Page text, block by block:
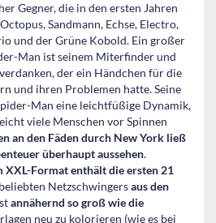
Gegner, die in den ersten Jahren
Sandmann, Echse, Electro,
und der Grüne Kobold. Ein großer
Man ist seinem Miterfinder und
der ein Händchen für die
und ihren Problemen hatte. Seine
Man eine leichtfüßige Dynamik,
viele Menschen vor Spinnen
an den Fäden durch New York ließ
überhaupt aussehen.
XXL-Format enthält die ersten 21
Netzschwingersaus den
annähernd so groß wie die
neu zu kolorieren (wie es bei